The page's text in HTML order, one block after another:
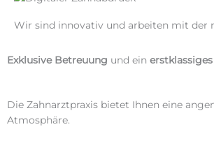
Wir sind innovativ und arbeiten mit der
Exklusive Betreuung und ein
Die Zahnarztpraxis bietet Ihnen eine
Atmosphäre.